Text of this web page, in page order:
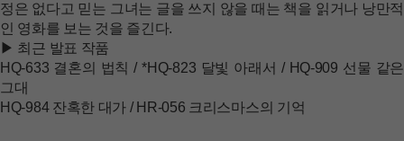
정은 없다고 믿는 그녀는 글을 쓰지 않을 때는 책을 읽거나 낭만적
인 영화를 보는 것을 즐긴다.
▶ 최근 발표 작품
HQ-633 결혼의 법칙 / *HQ-823 달빛 아래서 / HQ-909 선물 같은
그대
HQ-984 잔혹한 대가 / HR-056 크리스마스의 기억